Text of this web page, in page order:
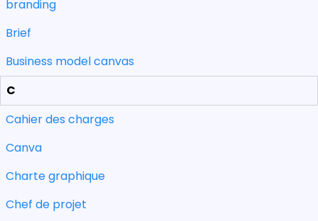
branding
Brief
Business model canvas
C
Cahier des charges
Canva
Charte graphique
Chef de projet